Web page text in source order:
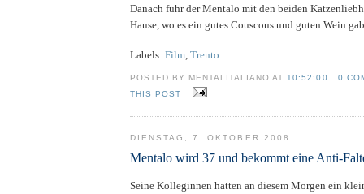
Danach fuhr der Mentalo mit den beiden
Hause, wo es ein gutes Couscous und guten Wein
Labels: Film Trento
POSTED BY MENTALITALIANO AT10:52:00
0
THIS POST
DIENSTAG, 7. OKTOBER 2008
Mentalo wird 37 und bekommt eine Anti-
Seine Kolleginnen hatten an diesem Morgen ein